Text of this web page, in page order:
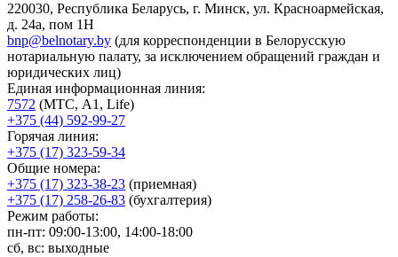
220030, Республика Беларусь, г. Минск, ул. Красноармейская,
д. 24а, пом 1Н
bnp@belnotary.by (для корреспонденции в Белорусскую
нотариальную палату, за исключением обращений граждан и
юридических лиц)
Единая информационная линия:
7572 (МТС, A1, Life)
+375 (44) 592-99-27
Горячая линия:
+375 (17) 323-59-34
Общие номера:
+375 (17) 323-38-23 (приемная)
+375 (17) 258-26-83 (бухгалтерия)
Режим работы:
пн-пт: 09:00-13:00, 14:00-18:00
сб, вс: выходные